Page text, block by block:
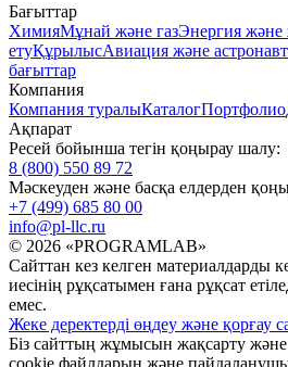
Бағыттар
ХимияМұнай және газЭнергия
етуҚұрылысАвиация және
бағыттар
Компания
Компания туралыКаталогПортфолио
Ақпарат
Ресей бойынша тегін қоңырау шалу:
8 (800) 550 89 72
Мәскеуден және басқа елдерден
+7 (499) 685 80 00
info@pl-llc.ru
© 2026 «PROGRAMLAB»
Сайттан кез келген материалдарды
иесінің рұқсатымен ғана рұқсат
емес.
Жеке деректерді өңдеу және қорғау
Біз сайттың жұмысын жақсарту және
cookie файлдарын және пайдаланушы